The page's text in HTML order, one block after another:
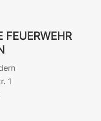
FEUERWEHR
1